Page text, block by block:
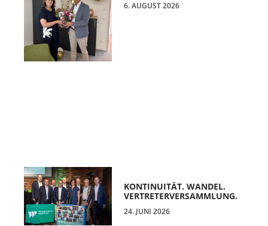
6. AUGUST 2026
KONTINUITÄT. WANDEL.
VERTRETERVERSAMMLUNG.
24. JUNI 2026